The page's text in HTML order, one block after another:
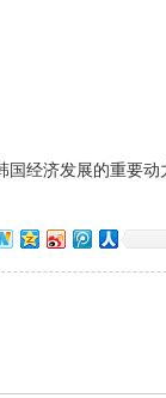
国经济发展的重要动